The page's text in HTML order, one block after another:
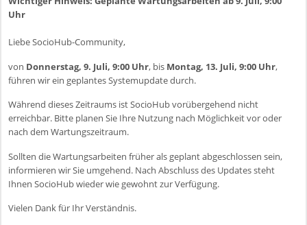
Ihr SocioHub-Team
Uhr
Liebe SocioHub-Community,
von Donnerstag, 9. Juli, 9:00 Uhr, bis Montag, 13. Juli, 9:00 Uhr,
führen wir ein geplantes Systemupdate durch.
Während dieses Zeitraums ist SocioHub vorübergehend nicht
erreichbar. Bitte planen Sie Ihre Nutzung nach Möglichkeit vor oder
nach dem Wartungszeitraum.
Sollten die Wartungsarbeiten früher als geplant abgeschlossen sein,
informieren wir Sie umgehend. Nach Abschluss des Updates steht
Ihnen SocioHub wieder wie gewohnt zur Verfügung.
Vielen Dank für Ihr Verständnis.